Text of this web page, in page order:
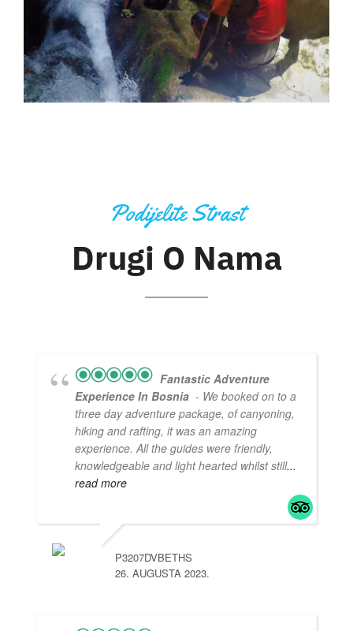
Podijelite Strast
Drugi O Nama
Fantastic Adventure
Experience In Bosnia - We booked on to a
three day adventure package, of canyoning,
hiking and rafting, it was an amazing
experience. All the guides were friendly,
knowledgeable and light hearted whilst still...
read more
P3207DVBETHS
26. AUGUSTA 2023.